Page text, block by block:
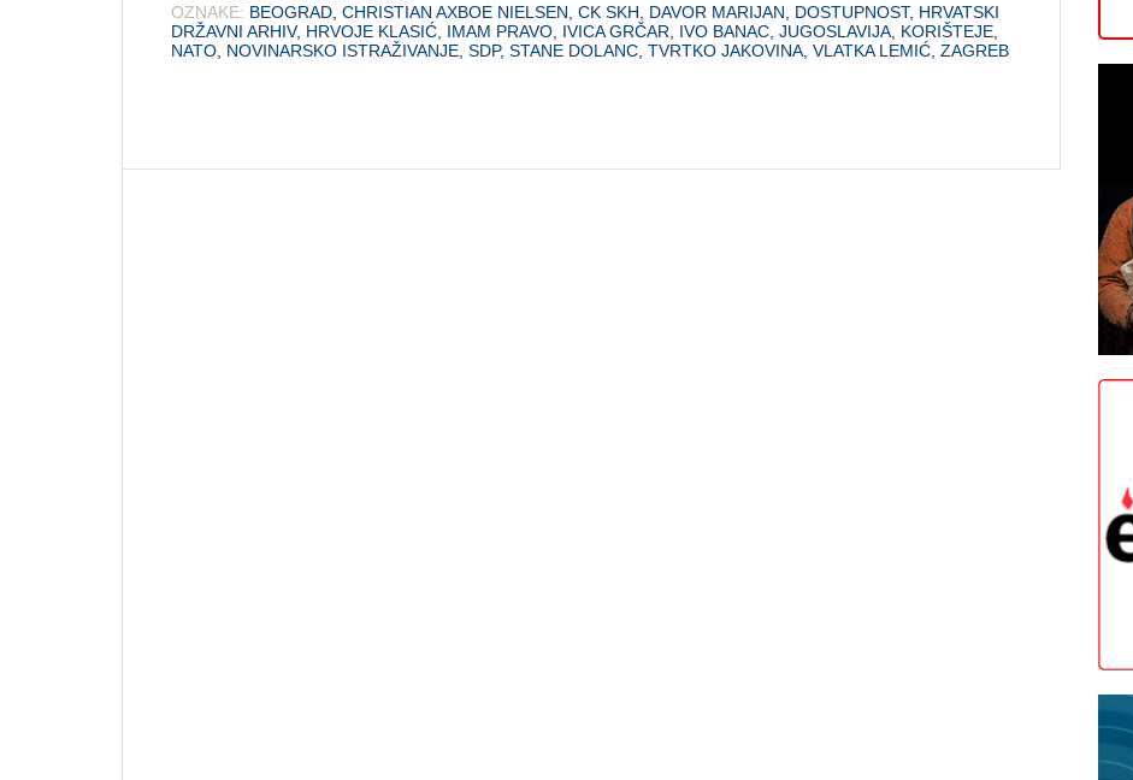
OZNAKE: BEOGRAD CHRISTIAN AXBOE NIELSEN CK SKH DAVOR MARIJAN DOSTUPNOST, HRVATSKI
DRŽAVNI ARHIV, HRVOJE KLASIĆ IMAM PRAVO IVICA GRČAR IVO BANAC JUGOSLAVIJA KORIŠTEJE
NATO NOVINARSKO ISTRAŽIVANJE SDP, STANE DOLANC TVRTKO JAKOVINA VLATKA LEMIĆ ZAGREB